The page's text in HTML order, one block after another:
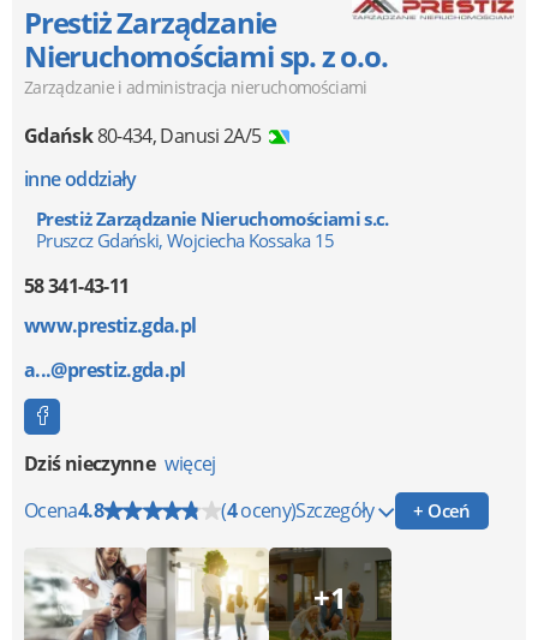
Prestiż Zarządzanie
Nieruchomościami sp. z o.o.
Zarządzanie i administracja nieruchomościami
Gdańsk80-434,Danusi 2A/5
inne oddziały
Prestiż Zarządzanie Nieruchomościami s.c.
Pruszcz Gdański, Wojciecha Kossaka 15
58 341-43-11
www.prestiz.gda.pl
a...@prestiz.gda.pl
Dziś nieczynne więcej
Ocena4.8 (4oceny)Szczegóły + Oceń
+1